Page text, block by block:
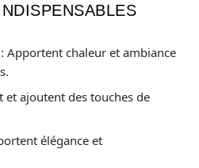
: Apportent chaleur et ambiance
et ajoutent des touches de
élégance et